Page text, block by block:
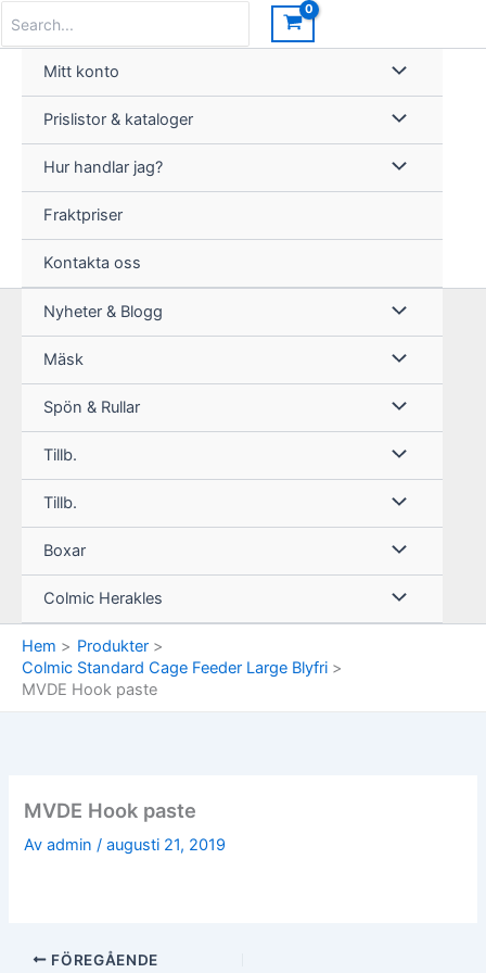
innehåll
for:
Mitt konto
Prislistor & kataloger
Hur handlar jag?
Fraktpriser
Kontakta oss
Nyheter & Blogg
Mäsk
Spön & Rullar
Tillb.
Tillb.
Boxar
Colmic Herakles
Hem
Produkter
Colmic Standard Cage Feeder Large Blyfri
MVDE Hook paste
MVDE Hook paste
Avadmin/augusti 21, 2019
FÖREGÅENDE